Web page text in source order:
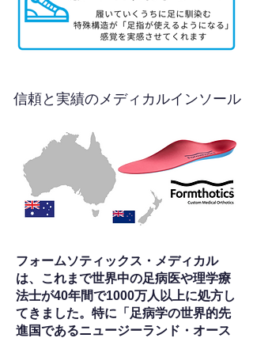
信頼と実績のメディカルインソール
フォームソティックス・メディカル
は、これまで世界中の足病医や理学療
法士が40年間で1000万人以上に処方し
てきました。特に「足病学の世界的先
進国であるニュージーランド・オース